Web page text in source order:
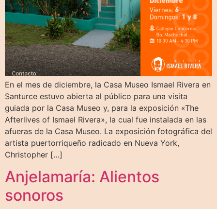
En el mes de diciembre, la Casa Museo Ismael Rivera en
Santurce estuvo abierta al público para una visita
guiada por la Casa Museo y, para la exposición «The
Afterlives of Ismael Rivera», la cual fue instalada en las
afueras de la Casa Museo. La exposición fotográfica del
artista puertorriqueño radicado en Nueva York,
Christopher […]
Anjelamaría: Alientos
sonoros